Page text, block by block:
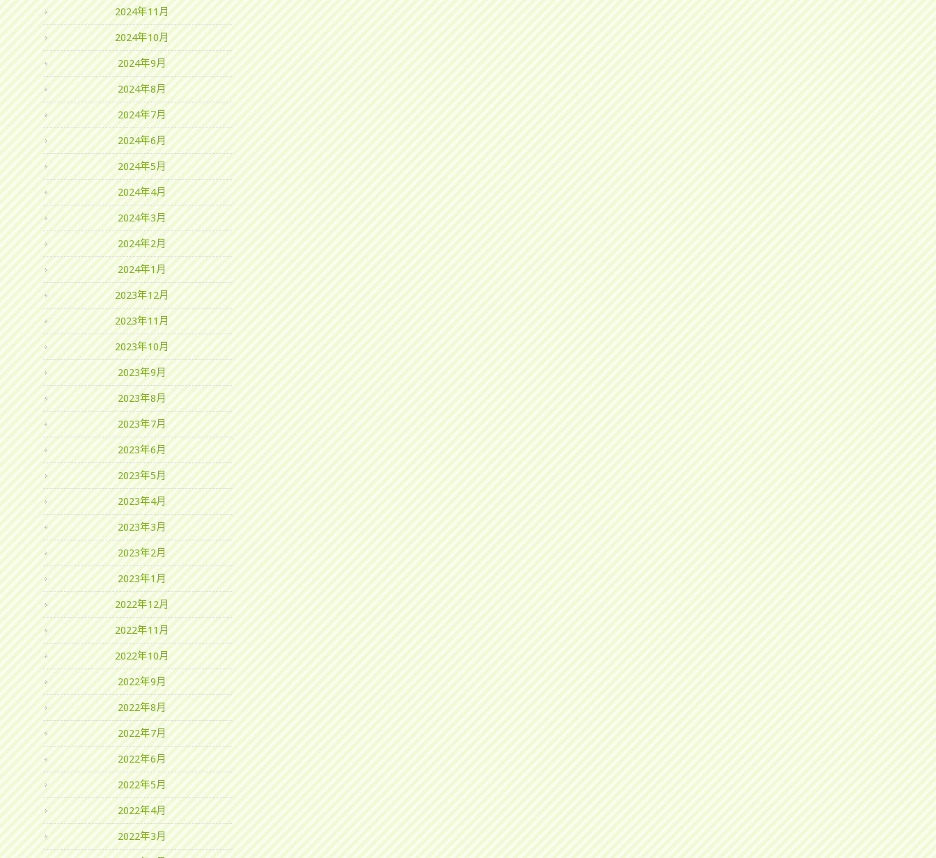
2024年11月
2024年10月
2024年9月
2024年8月
2024年7月
2024年6月
2024年5月
2024年4月
2024年3月
2024年2月
2024年1月
2023年12月
2023年11月
2023年10月
2023年9月
2023年8月
2023年7月
2023年6月
2023年5月
2023年4月
2023年3月
2023年2月
2023年1月
2022年12月
2022年11月
2022年10月
2022年9月
2022年8月
2022年7月
2022年6月
2022年5月
2022年4月
2022年3月